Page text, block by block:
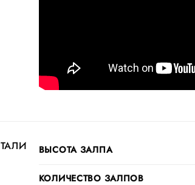
ВЫСОТА ЗАЛПА
КОЛИЧЕСТВО ЗАЛПОВ